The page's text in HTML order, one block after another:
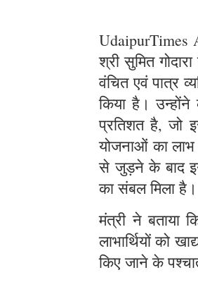
UdaipurTimes
श्री सुमित
वंचित एवं पात्र
किया है।
प्रतिशत है, जो
योजनाओं का लाभ
से जुड़ने के बाद
का संबल मिला है।
मंत्री ने बताया
लाभार्थियों को
किए जाने के